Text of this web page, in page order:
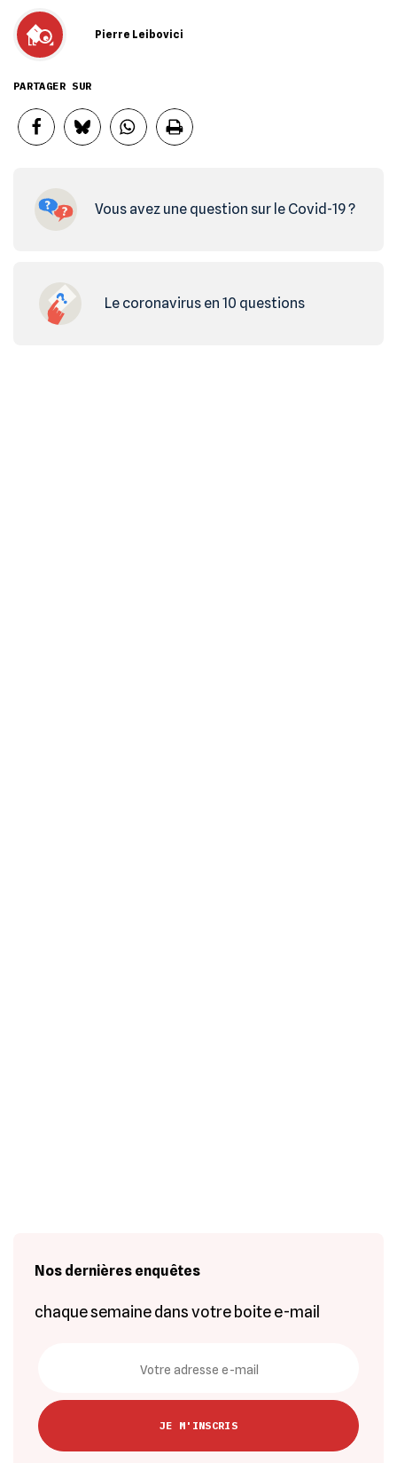
Pierre Leibovici
PARTAGER SUR
Vous avez une question sur le Covid-19 ?
Le coronavirus en 10 questions
Nos dernières enquêtes
chaque semaine dans votre boite e-mail